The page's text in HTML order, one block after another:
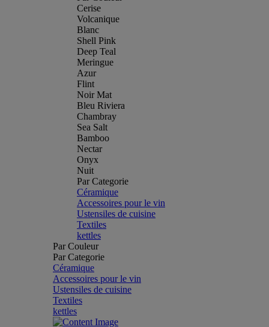
Cerise
Volcanique
Blanc
Shell Pink
Deep Teal
Meringue
Azur
Flint
Noir Mat
Bleu Riviera
Chambray
Sea Salt
Bamboo
Nectar
Onyx
Nuit
Par Categorie
Céramique
Accessoires pour le vin
Ustensiles de cuisine
Textiles
kettles
Par Couleur
Par Categorie
Céramique
Accessoires pour le vin
Ustensiles de cuisine
Textiles
kettles